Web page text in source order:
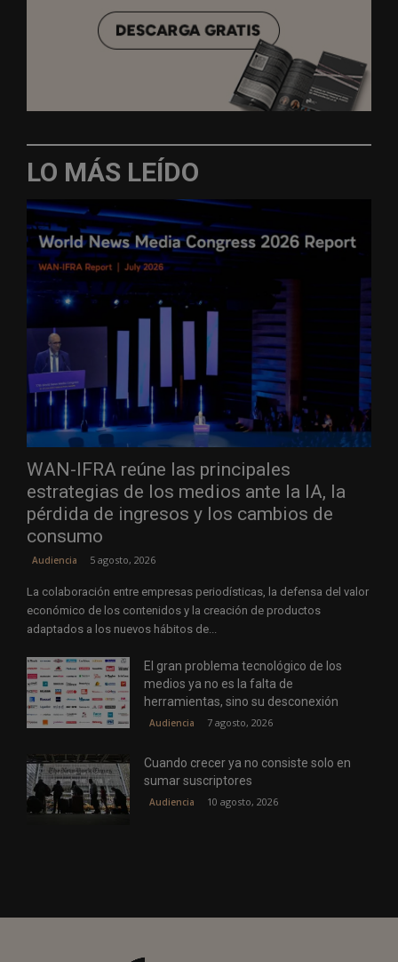
LO MÁS LEÍDO
WAN-IFRA reúne las principales
estrategias de los medios ante la IA, la
pérdida de ingresos y los cambios de
consumo
Audiencia 5 agosto, 2026
La colaboración entre empresas periodísticas, la defensa del valor
económico de los contenidos y la creación de productos
adaptados a los nuevos hábitos de...
El gran problema tecnológico de los
medios ya no es la falta de
herramientas, sino su desconexión
Audiencia 7 agosto, 2026
Cuando crecer ya no consiste solo en
sumar suscriptores
Audiencia 10 agosto, 2026